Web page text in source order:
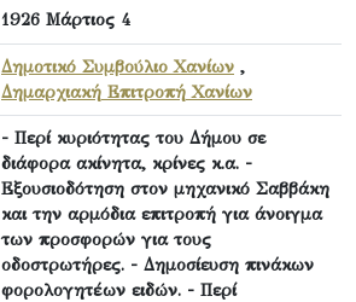
1926 Μάρτιος 4
Δημοτικό Συμβούλιο Χανίων ,
Δημαρχιακή Επιτροπή Χανίων
- Περί κυριότητας του Δήμου σε
διάφορα ακίνητα, κρίνες κ.α. -
Εξουσιοδότηση στον μηχανικό Σαββάκη
και την αρμόδια επιτροπή για άνοιγμα
των προσφορών για τους
οδοστρωτήρες. - Δημοσίευση πινάκων
φορολογητέων ειδών. - Περί